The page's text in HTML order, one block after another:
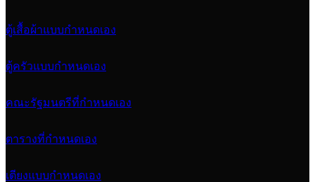
ตู้เสื้อผ้าแบบกำหนดเอง
ตู้ครัวแบบกำหนดเอง
คณะรัฐมนตรีที่กำหนดเอง
ตารางที่กำหนดเอง
เตียงแบบกำหนดเอง